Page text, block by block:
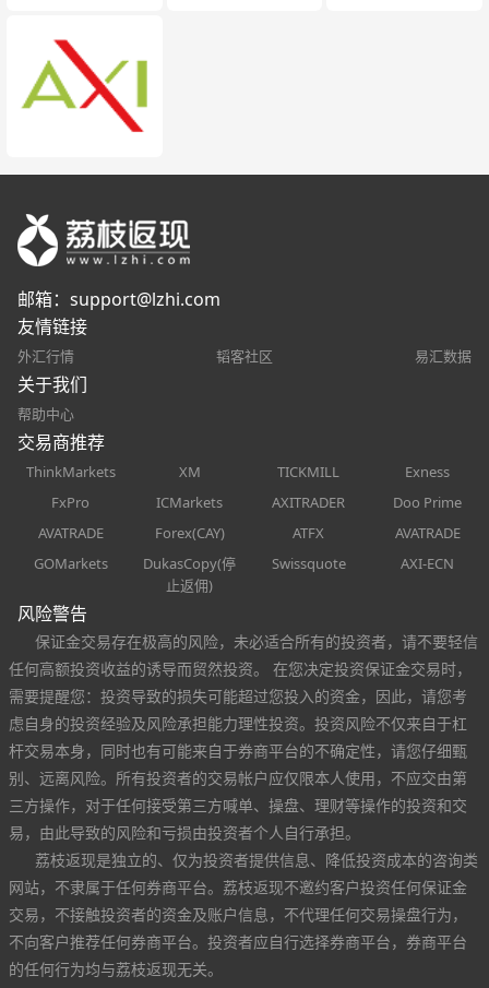
邮箱： support@lzhi.com
友情链接
外汇行情 韬客社区 易汇数据
关于我们
帮助中心
交易商推荐
ThinkMarkets XM TICKMILL
Exness
FxPro
ICMarkets AXITRADER
Doo Prime
AVATRADE
Forex(CAY) ATFX
AVATRADE
GOMarkets
DukasCopy(停
止返佣)
Swissquote AXI-ECN
风险警告
保证金交易存在极高的风险，未必适合所有的投资者，请不要轻信
任何高额投资收益的诱导而贸然投资。 在您决定投资保证金交易时，
需要提醒您：投资导致的损失可能超过您投入的资金，因此，请您考
虑自身的投资经验及风险承担能力理性投资。投资风险不仅来自于杠
杆交易本身，同时也有可能来自于券商平台的不确定性，请您仔细甄
别、远离风险。所有投资者的交易帐户应仅限本人使用，不应交由第
三方操作，对于任何接受第三方喊单、操盘、理财等操作的投资和交
易，由此导致的风险和亏损由投资者个人自行承担。
荔枝返现是独立的、仅为投资者提供信息、降低投资成本的咨询类
网站，不隶属于任何券商平台。荔枝返现不邀约客户投资任何保证金
交易，不接触投资者的资金及账户信息，不代理任何交易操盘行为，
不向客户推荐任何券商平台。投资者应自行选择券商平台，券商平台
的任何行为均与荔枝返现无关。